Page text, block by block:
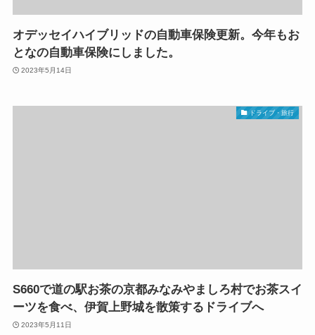
オデッセイハイブリッドの自動車保険更新。今年もお
となの自動車保険にしました。
2023年5月14日
ドライブ・旅行
S660で道の駅お茶の京都みなみやましろ村でお茶スイ
ーツを食べ、伊賀上野城を散策するドライブへ
2023年5月11日